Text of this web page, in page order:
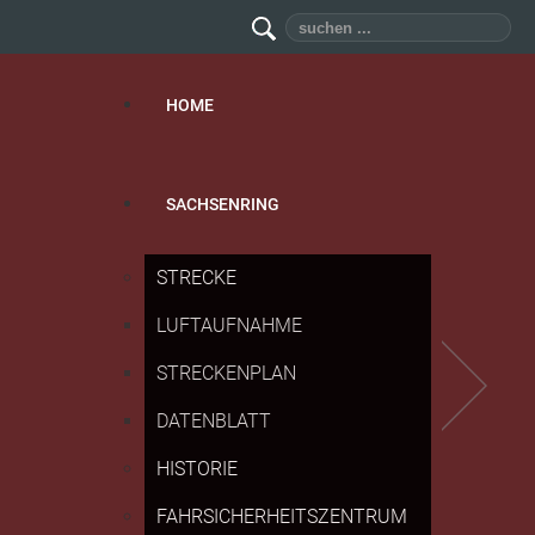
Suchen
HOME
SACHSENRING
STRECKE
LUFTAUFNAHME
STRECKENPLAN
DATENBLATT
HISTORIE
FAHRSICHERHEITSZENTRUM